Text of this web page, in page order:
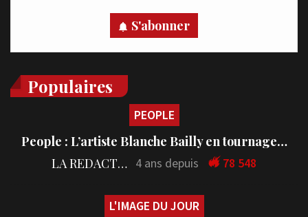
S'abonner
Populaires
PEOPLE
People : L’artiste Blanche Bailly en tournage…
LA REDACTION 4 ans depuis 78 548
L'IMAGE DU JOUR